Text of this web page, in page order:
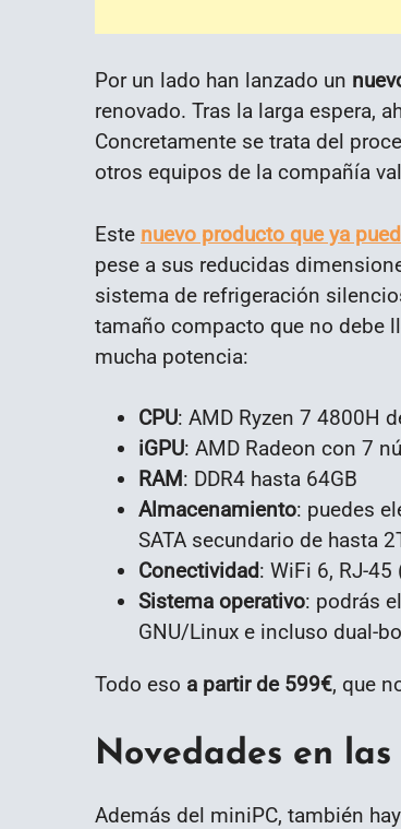
Por un lado han lanzado un
renovado. Tras la larga espera,
Concretamente se trata del
otros equipos de la compañía
Este nuevo producto que ya
pese a sus reducidas
sistema de refrigeración
tamaño compacto que no debe
mucha potencia:
CPU: AMD Ryzen 7 4800H
iGPU: AMD Radeon con 7
RAM: DDR4 hasta 64GB
Almacenamiento: puedes
SATA secundario de hasta
Conectividad: WiFi 6, RJ-45
Sistema operativo: podrás
GNU/Linux e incluso dual-
Todo eso a partir de 599€, que
Novedades en
Además del miniPC, también